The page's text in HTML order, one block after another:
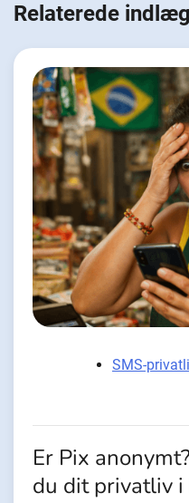
Relaterede indlæg
SMS-
Er Pix
du dit privatliv